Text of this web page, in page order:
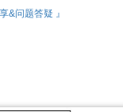
&问题答疑 』